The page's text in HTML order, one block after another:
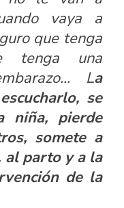
vaya a
que tenga
tenga una
La
se
niña, pierde
somete a
al parto y a la
de la